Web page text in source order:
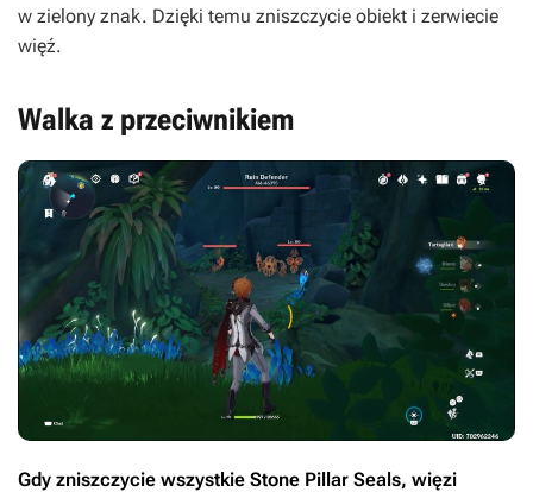
w zielony znak. Dzięki temu zniszczycie obiekt i zerwiecie
więź.
Walka z przeciwnikiem
Gdy zniszczycie wszystkie Stone Pillar Seals, więzi